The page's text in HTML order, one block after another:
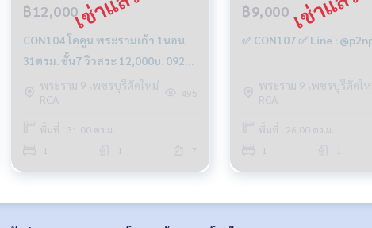
฿12,000
CON104 โคคูน พระรามเก้า 1นอน
31ตรม. ชั้น7 วิวสระ 12,000บ. 092-
597-4998
พระราม 9 เพชรบุรีตัดใหม่
RCA
495
พื้นที่ : 31.00 ตร.ม.
7
฿9,000
✅ CON107 ✅ Line :
พระราม 9 เพชรบุรีตัดใ
RCA
พื้นที่ : 26.00 ตร.ม.